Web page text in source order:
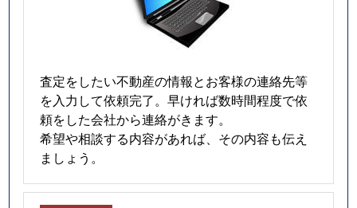
査定をしたい不動産の情報とお客様の連絡先等
を入力して依頼完了。早ければ数時間程度で依
頼をした会社から連絡がきます。
希望や相談する内容があれば、その内容も伝え
ましょう。